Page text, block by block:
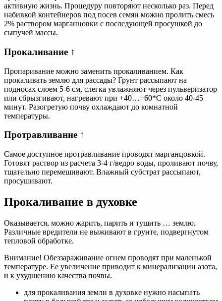
активную жизнь. Процедуру повторяют несколько раз. Перед
набивкой контейнеров под посев семян можно пролить смесь
2% раствором марганцовки с последующей просушкой до
сыпучей массы.
Прокаливание ↑
Пропаривание можно заменить прокаливанием. Как
прокаливать землю для рассады? Грунт рассыпают на
подносах слоем 5-6 см, слегка увлажняют через пульверизатор
или сбрызгивают, нагревают при +40…+60*С около 40-45
минут. Разогретую почву охлаждают до комнатной
температуры.
Протравливание ↑
Самое доступное протравливание проводят марганцовкой.
Готовят раствор из расчета 3-4 г/ведро воды, проливают почву,
тщательно перемешивают. Влажный субстрат рассыпают,
просушивают.
Прокаливание в духовке
Оказывается, можно жарить, парить и тушить … землю.
Различные вредители не выживают в грунте, подвергнутом
тепловой обработке.
Внимание! Обеззараживание огнем проводят при маленькой
температуре. Ее увеличение приводит к минерализации азота,
и к ухудшению качества почвы.
для прокаливания земли в духовке нужно насыпать